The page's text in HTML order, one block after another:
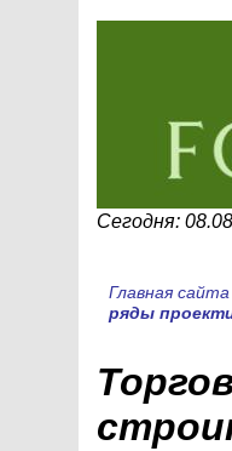
Сегодня:
Главная сайта
ряды